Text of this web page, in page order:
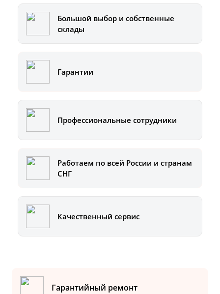
Большой выбор и собственные
склады
Гарантии
Профессиональные сотрудники
Работаем по всей России и странам
СНГ
Качественный сервис
Гарантийный ремонт